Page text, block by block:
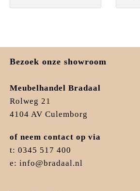
Bezoek onze showroom
Meubelhandel Bradaal
Rolweg 21
4104 AV Culemborg
of neem contact op via
t: 0345 517 400
e: info@bradaal.nl